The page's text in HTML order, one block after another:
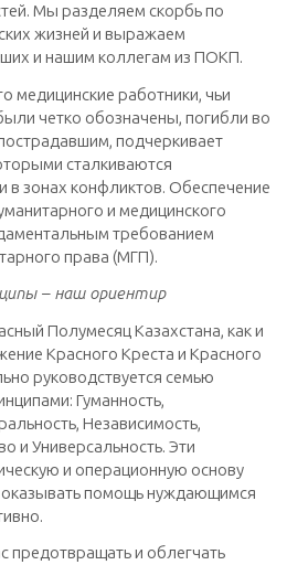
Мы разделяем скорбь по
жизней и выражаем
и нашим коллегам из ПОКП.
медицинские работники, чьи
четко обозначены, погибли во
подчеркивает
сталкиваются
в зонах конфликтов. Обеспечение
и медицинского
требованием
права (МГП).
– наш ориентир
Полумесяц Казахстана, как и
Красного Креста и Красного
руководствуется семью
Гуманность,
Независимость,
и Универсальность. Эти
и операционную основу
помощь нуждающимся
предотвращать и облегчать